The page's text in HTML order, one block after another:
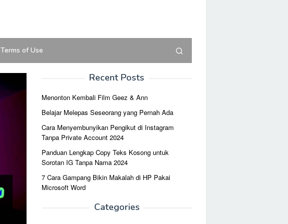
Terms of Use
Recent Posts
Menonton Kembali Film Geez & Ann
Belajar Melepas Seseorang yang Pernah Ada
Cara Menyembunyikan Pengikut di Instagram
Tanpa Private Account 2024
Panduan Lengkap Copy Teks Kosong untuk
Sorotan IG Tanpa Nama 2024
7 Cara Gampang Bikin Makalah di HP Pakai
Microsoft Word
Categories